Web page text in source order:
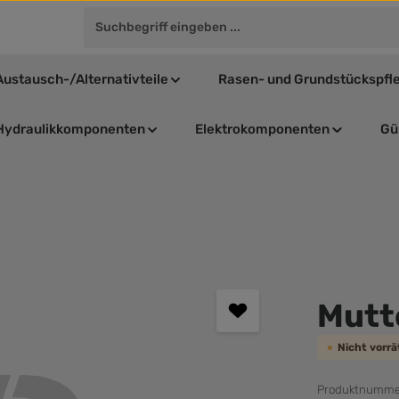
Alternativteile Rasen- und
Elektrokomponenten
Nicht